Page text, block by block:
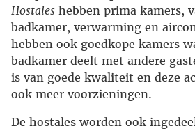
Hostales hebben prima kamers,
badkamer, verwarming en
hebben ook goedkope kamers
badkamer deelt met andere
is van goede kwaliteit en deze
ook meer voorzieningen.
De hostales worden ook